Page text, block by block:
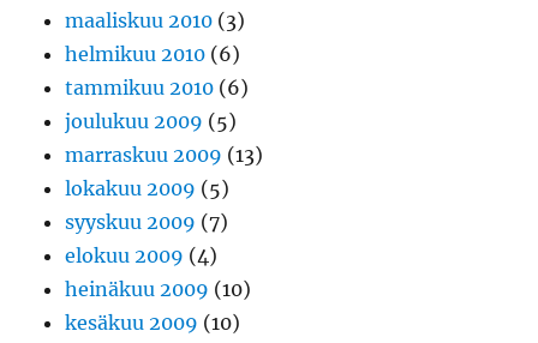
maaliskuu 2010 (3)
helmikuu 2010 (6)
tammikuu 2010 (6)
joulukuu 2009 (5)
marraskuu 2009 (13)
lokakuu 2009 (5)
syyskuu 2009 (7)
elokuu 2009 (4)
heinäkuu 2009 (10)
kesäkuu 2009 (10)